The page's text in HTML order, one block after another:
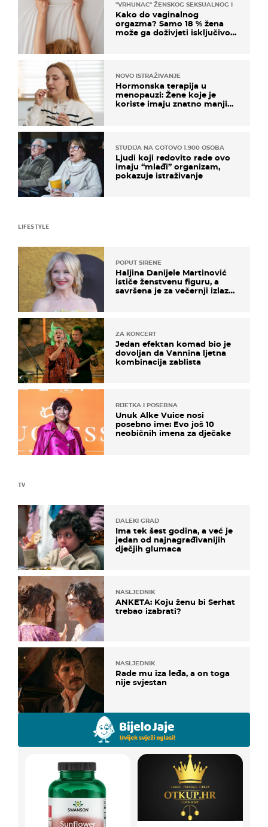
"VRHUNAC" ŽENSKOG SEKSUALNOG ISKUSTVA
Kako do vaginalnog
orgazma? Samo 18 % žena
može ga doživjeti isključivo
NOVO ISTRAŽIVANJE
Hormonska terapija u
menopauzi: Žene koje je
koriste imaju znatno manji
STUDIJA NA GOTOVO 1.900 OSOBA
Ljudi koji redovito rade ovo
imaju “mlađi” organizam,
pokazuje istraživanje
TV
DALEKI GRAD
Ima tek šest godina, a već je
jedan od najnagrađivanijih
dječjih glumaca
NASLJEDNIK
ANKETA: Koju ženu bi Serhat
trebao izabrati?
NASLJEDNIK
Rade mu iza leđa, a on toga
nije svjestan
LIFESTYLE
POPUT SIRENE
Haljina Danijele Martinović
ističe ženstvenu figuru, a
savršena je za večernji izlazak
ZA KONCERT
Jedan efektan komad bio je
dovoljan da Vannina ljetna
kombinacija zablista
RIJETKA I POSEBNA
Unuk Alke Vuice nosi
posebno ime: Evo još 10
neobičnih imena za dječake